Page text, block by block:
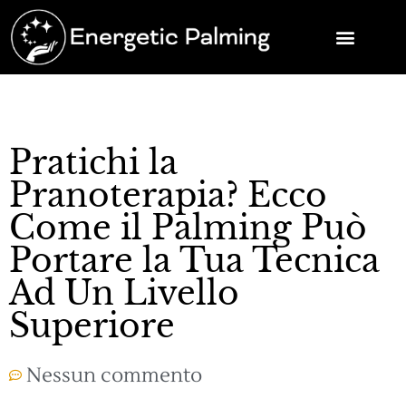
Pratichi la
Pranoterapia? Ecco
Come il Palming Può
Portare la Tua Tecnica
Ad Un Livello
Superiore
Nessun commento